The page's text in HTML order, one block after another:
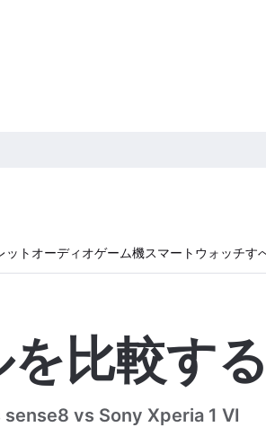
ット オーディオゲーム機スマートウォッチす
を比較す
vs Sony Xperia 1 VI